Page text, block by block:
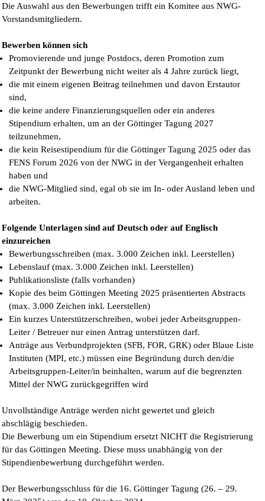
Die Auswahl aus den Bewerbungen trifft ein Komitee aus NWG-
Vorstandsmitgliedern.
Bewerben können sich
Promovierende und junge Postdocs, deren Promotion zum
Zeitpunkt der Bewerbung nicht weiter als 4 Jahre zurück liegt,
die mit einem eigenen Beitrag teilnehmen und davon Erstautor
sind,
die keine andere Finanzierungsquellen oder ein anderes
Stipendium erhalten, um an der Göttinger Tagung 2027
teilzunehmen,
die kein Reisestipendium für die Göttinger Tagung 2025 oder das
FENS Forum 2026 von der NWG in der Vergangenheit erhalten
haben und
die NWG-Mitglied sind, egal ob sie im In- oder Ausland leben und
arbeiten.
Folgende Unterlagen sind auf Deutsch oder auf Englisch
einzureichen
Bewerbungsschreiben (max. 3.000 Zeichen inkl. Leerstellen)
Lebenslauf (max. 3.000 Zeichen inkl. Leerstellen)
Publikationsliste (falls vorhanden)
Kopie des beim Göttingen Meeting 2025 präsentierten Abstracts
(max. 3.000 Zeichen inkl. Leerstellen)
Ein kurzes Unterstützerschreiben, wobei jeder Arbeitsgruppen-
Leiter / Betreuer nur einen Antrag unterstützen darf.
Anträge aus Verbundprojekten (SFB, FOR, GRK) oder Blaue Liste
Instituten (MPI, etc.) müssen eine Begründung durch den/die
Arbeitsgruppen-Leiter/in beinhalten, warum auf die begrenzten
Mittel der NWG zurückgegriffen wird
Unvollständige Anträge werden nicht gewertet und gleich
abschlägig beschieden.
Die Bewerbung um ein Stipendium ersetzt NICHT die Registrierung
für das Göttingen Meeting. Diese muss unabhängig von der
Stipendienbewerbung durchgeführt werden.
Der Bewerbungsschluss für die 16. Göttinger Tagung (26. – 29.